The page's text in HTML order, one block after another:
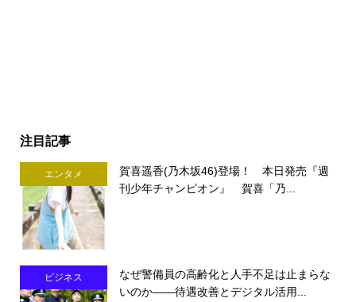
注目記事
エンタメ
賀喜遥香(乃木坂46)登場！ 本日発売『週
刊少年チャンピオン』 賀喜「乃...
ビジネス
なぜ警備員の高齢化と人手不足は止まらな
いのか――待遇改善とデジタル活用...